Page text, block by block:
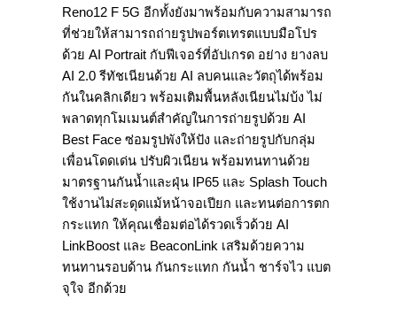
Reno12 F 5G อีกทั้งยังมาพร้อมกับความสามารถ
ที่ช่วยให้สามารถถ่ายรูปพอร์ตเทรตแบบมือโปร
ด้วย AI Portrait กับฟีเจอร์ที่อัปเกรด อย่าง ยางลบ
AI 2.0 รีทัชเนียนด้วย AI ลบคนและวัตถุได้พร้อม
กันในคลิกเดียว พร้อมเติมพื้นหลังเนียนไม่บ้ง ไม่
พลาดทุกโมเมนต์สำคัญในการถ่ายรูปด้วย AI
Best Face ซ่อมรูปพังให้ปัง และถ่ายรูปกับกลุ่ม
เพื่อนโดดเด่น ปรับผิวเนียน พร้อมทนทานด้วย
มาตรฐานกันน้ำและฝุ่น IP65 และ Splash Touch
ใช้งานไม่สะดุดแม้หน้าจอเปียก และทนต่อการตก
กระแทก ให้คุณเชื่อมต่อได้รวดเร็วด้วย AI
LinkBoost และ BeaconLink เสริมด้วยความ
ทนทานรอบด้าน กันกระแทก กันน้ำ ชาร์จไว แบต
จุใจ อีกด้วย